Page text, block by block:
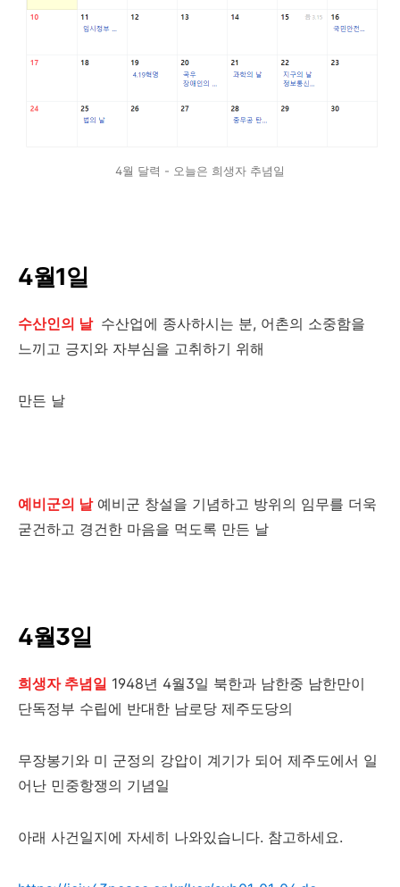
4월 달력 - 오늘은 희생자 추념일
4월1일
수산인의 날 수산업에 종사하시는 분, 어촌의 소중함을
느끼고 긍지와 자부심을 고취하기 위해
만든 날
예비군의 날예비군 창설을 기념하고 방위의 임무를 더욱
굳건하고 경건한 마음을 먹도록 만든 날
4월3일
희생자 추념일 1948년 4월3일 북한과 남한중 남한만이
단독정부 수립에 반대한 남로당 제주도당의
무장봉기와 미 군정의 강압이 계기가 되어 제주도에서 일
어난 민중항쟁의 기념일
아래 사건일지에 자세히 나와있습니다. 참고하세요.